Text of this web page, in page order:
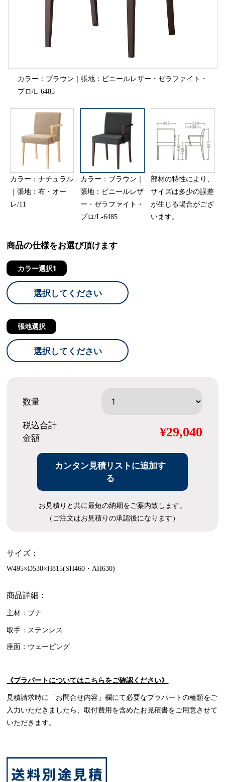
カラー：ブラウン｜張地：ビニールレザー・ゼラファイト・
プロ/L-6485
カラー：ナチュラル
｜張地：布・オー
レ/11
カラー：ブラウン｜
張地：ビニールレザ
ー・ゼラファイト・
プロ/L-6485
部材の特性により、
サイズは多少の誤差
が生じる場合がござ
います。
商品の仕様をお選び頂けます
カラー選択1
選択してください
張地選択
選択してください
数量
税込合計
金額
¥29,040
カンタン見積リストに追加す
る
お見積りと共に最短の納期をご案内致します。
（ご注文はお見積りの承認後になります）
サイズ：
W495×D530×H815(SH460・AH630)
商品詳細：
主材：ブナ
取手：ステンレス
座面：ウェーピング
《プラパートについてはこちらをご確認ください》
見積請求時に「お問合せ内容」欄にて必要なプラパートの種類をご
入力いただきましたら、取付費用を含めたお見積書をご用意させて
いただきます。